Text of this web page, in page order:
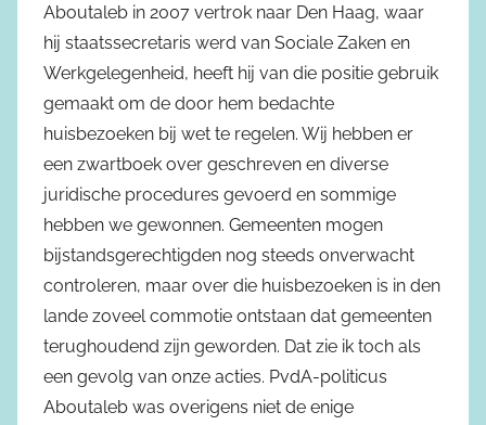
Aboutaleb in 2007 vertrok naar Den Haag, waar
hij staatssecretaris werd van Sociale Zaken en
Werkgelegenheid, heeft hij van die positie gebruik
gemaakt om de door hem bedachte
huisbezoeken bij wet te regelen. Wij hebben er
een zwartboek over geschreven en diverse
juridische procedures gevoerd en sommige
hebben we gewonnen. Gemeenten mogen
bijstandsgerechtigden nog steeds onverwacht
controleren, maar over die huisbezoeken is in den
lande zoveel commotie ontstaan dat gemeenten
terughoudend zijn geworden. Dat zie ik toch als
een gevolg van onze acties. PvdA-politicus
Aboutaleb was overigens niet de enige